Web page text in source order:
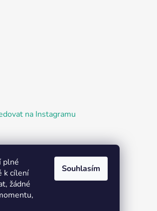
plné
k cílení
žádné
Souhlasím
na Instagramu